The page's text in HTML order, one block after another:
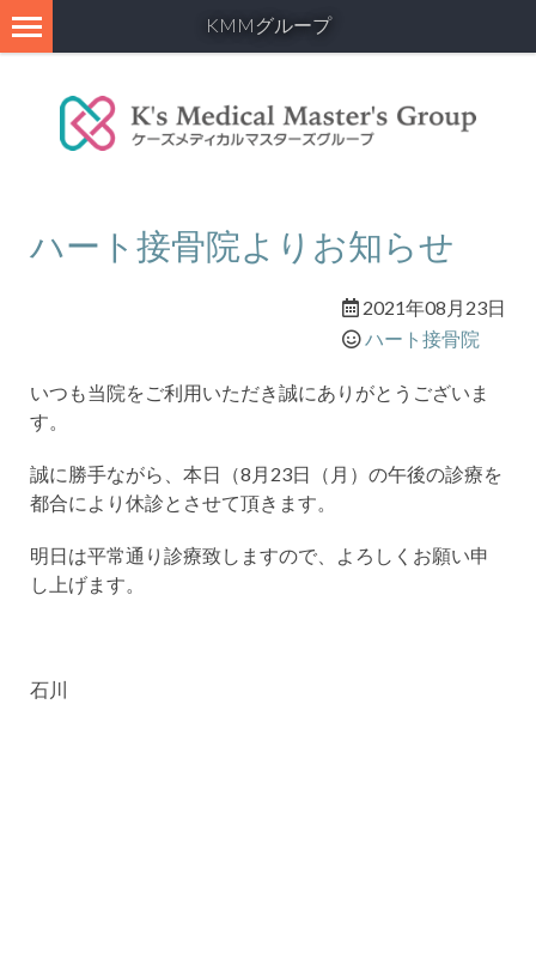
KMMグループ
ハート接骨院よりお知らせ
2021年08月23日
ハート接骨院
いつも当院をご利用いただき誠にありがとうございま
す。
誠に勝手ながら、本日（8月23日（月）の午後の診療を
都合により休診とさせて頂きます。
明日は平常通り診療致しますので、よろしくお願い申
し上げます。
石川